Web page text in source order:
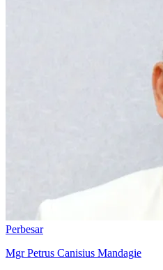
Perbesar
Mgr Petrus Canisius Mandagie